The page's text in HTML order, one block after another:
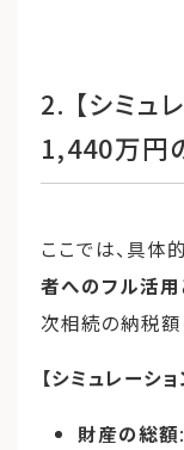
2. 【シミュ
1,440万円
ここでは、具体
者へのフル活用
次相続の納税額
【シミュレーショ
財産の総額